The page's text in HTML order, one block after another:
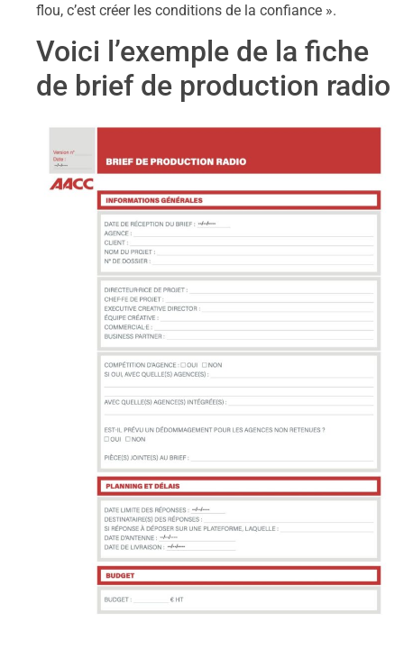
flou, c’est créer les conditions de la confiance ».
Voici l’exemple de la fiche
de brief de production radio